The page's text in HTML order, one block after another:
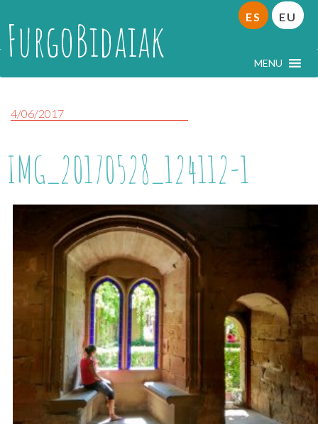
FurgoBidaiak MENU
ES EU
4/06/2017
IMG_20170528_124112-1